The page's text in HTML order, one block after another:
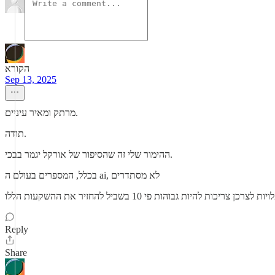
הקורא
Sep 13, 2025
מרתק ומאיר עיניים.
תודה.
ההימור שלי זה שהסיפור של אורקל יגמר בבכי.
בכלל, המספרים בעולם ה ai, לא מסתדרים
Reply
Share